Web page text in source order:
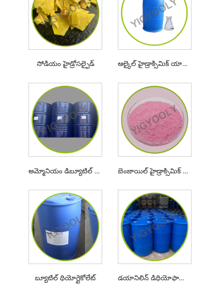
సోడియం హైడ్రోసల్ఫైడ్ ఆల్కైల్ హైడ్రాక్సిమిక్ యాసిడ్
అమ్మోనియం డిబ్యూటిల్ డిథియోఫాస్ఫేట్ బెంజాయిల్ హైడ్రాక్సిమిక్ యాసిడ్
బ్యూటిల్ థియోగ్లైకోలేట్ డయానిలిన్ డిథియోఫాస్పోరిక్ యాసిడ్